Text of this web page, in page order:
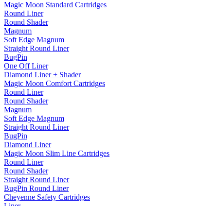
Magic Moon Standard Cartridges
Round Liner
Round Shader
Magnum
Soft Edge Magnum
Straight Round Liner
BugPin
One Off Liner
Diamond Liner + Shader
Magic Moon Comfort Cartridges
Round Liner
Round Shader
Magnum
Soft Edge Magnum
Straight Round Liner
BugPin
Diamond Liner
Magic Moon Slim Line Cartridges
Round Liner
Round Shader
Straight Round Liner
BugPin Round Liner
Cheyenne Safety Cartridges